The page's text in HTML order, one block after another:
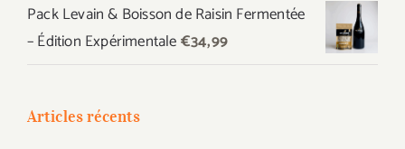
Pack Levain & Boisson de Raisin Fermentée
– Édition Expérimentale€34,99
Articles récents